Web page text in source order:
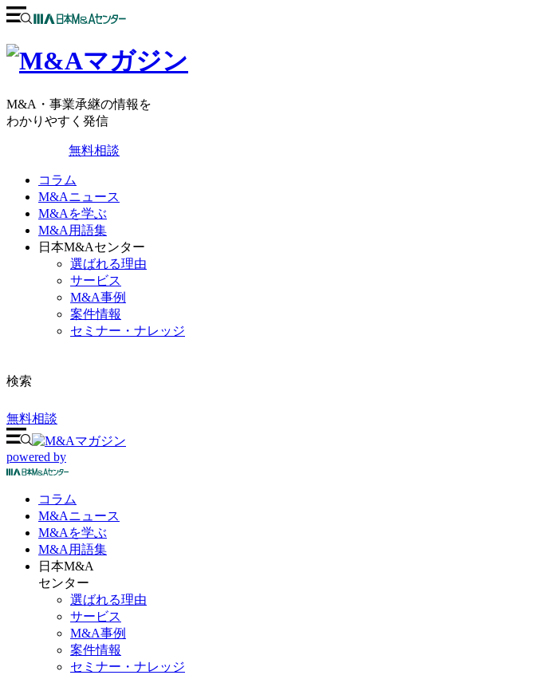
M&A・事業承継の情報を
わかりやすく発信
無料相談
コラム
M&Aニュース
M&Aを学ぶ
M&A用語集
日本M&Aセンター
選ばれる理由
サービス
M&A事例
案件情報
セミナー・ナレッジ
検索
無料相談
powered by
コラム
M&Aニュース
M&Aを学ぶ
M&A 用語集
日本M&A
センター
選ばれる理由
サービス
M&A事例
案件情報
セミナー・ナレッジ